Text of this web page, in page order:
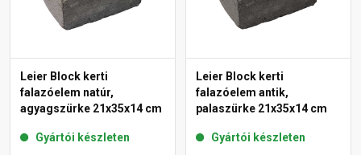
Leier Block kerti
falazóelem natúr,
agyagszürke 21x35x14 cm
Gyártói készleten
Leier Block kerti
falazóelem antik,
palaszürke 21x35x14 cm
Gyártói készleten